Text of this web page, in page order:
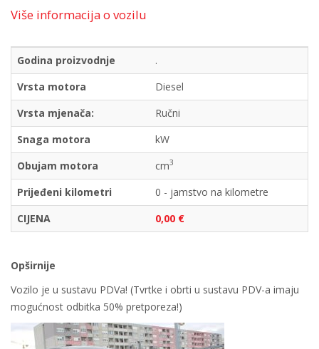
Više informacija o vozilu
Godina proizvodnje
.
Vrsta motora
Diesel
Vrsta mjenača:
Ručni
Snaga motora
kW
Obujam motora
cm3
Prijeđeni kilometri
0 - jamstvo na kilometre
CIJENA
0,00 €
Opširnije
Vozilo je u sustavu PDVa! (Tvrtke i obrti u sustavu PDV-a imaju
mogućnost odbitka 50% pretporeza!)